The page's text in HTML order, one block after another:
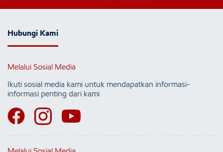
Hubungi Kami
Melalui Sosial Media
Ikuti sosial media kami untuk mendapatkan informasi-
informasi penting dari kami